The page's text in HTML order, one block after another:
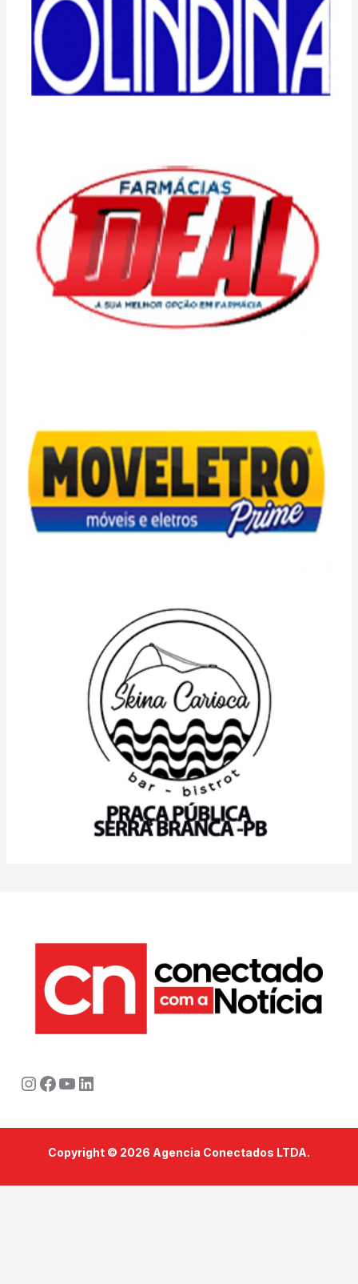
Instagram
Facebook
Youtube
LinkedIn
Copyright © 2026 Agencia Conectados LTDA.